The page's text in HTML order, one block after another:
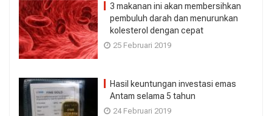
3 makanan ini akan membersihkan
pembuluh darah dan menurunkan
kolesterol dengan cepat
25 Februari 2019
Hasil keuntungan investasi emas
Antam selama 5 tahun
24 Februari 2019